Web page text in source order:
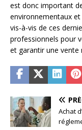
est donc important
environnementaux et
vis-à-vis de ces
professionnels pour
et garantir une vente
Achat